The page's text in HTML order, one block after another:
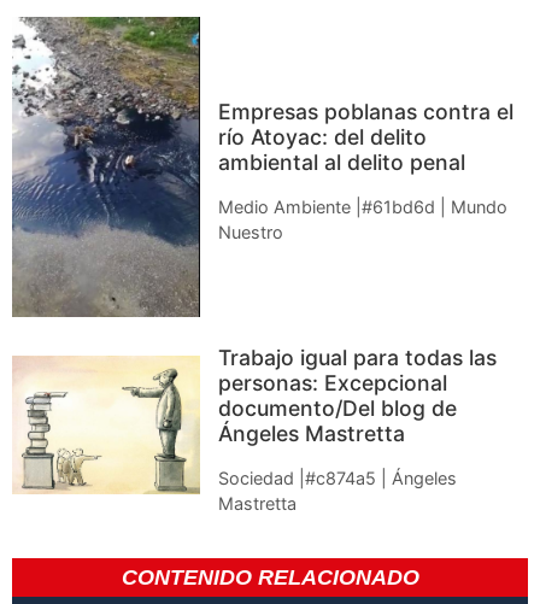
Empresas poblanas contra el
río Atoyac: del delito
ambiental al delito penal
Medio Ambiente |#61bd6d | Mundo
Nuestro
Trabajo igual para todas las
personas: Excepcional
documento/Del blog de
Ángeles Mastretta
Sociedad |#c874a5 | Ángeles
Mastretta
CONTENIDO RELACIONADO